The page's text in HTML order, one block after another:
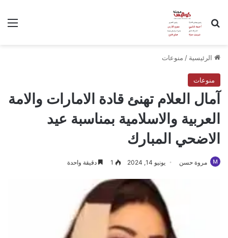
بحث عن
الرئيسية / منوعات
منوعات
آمال العلام تهنئ قادة الامارات والامة
العربية والاسلامية بمناسبة عيد
الاضحي المبارك
مروة حسن يونيو 14, 2024 1 دقيقة واحدة